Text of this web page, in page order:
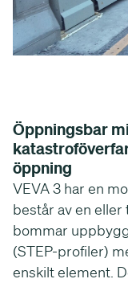
Öppningsbar
öppning
VEVA 3 har en
består av en
bommar
(STEP-profiler)
enskilt element.